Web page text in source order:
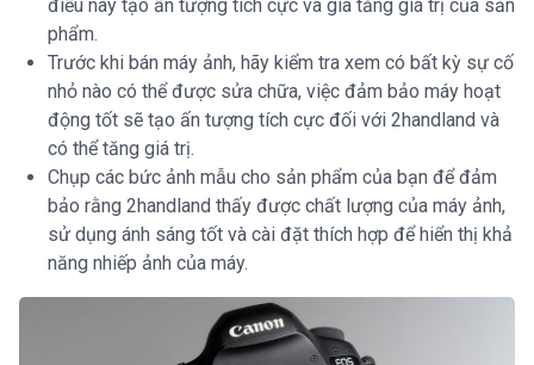
điều này tạo ấn tượng tích cực và gia tăng giá trị của sản
phẩm.
Trước khi bán máy ảnh, hãy kiểm tra xem có bất kỳ sự cố
nhỏ nào có thể được sửa chữa, việc đảm bảo máy hoạt
động tốt sẽ tạo ấn tượng tích cực đối với 2handland và
có thể tăng giá trị.
Chụp các bức ảnh mẫu cho sản phẩm của bạn để đảm
bảo rằng 2handland thấy được chất lượng của máy ảnh,
sử dụng ánh sáng tốt và cài đặt thích hợp để hiển thị khả
năng nhiếp ảnh của máy.